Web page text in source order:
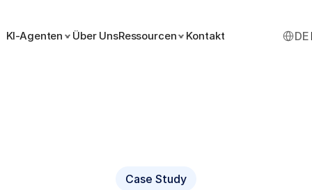
Case Study
KI-Agenten Über UnsRessourcen Kontakt Select
DE